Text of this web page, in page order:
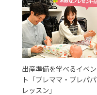
出産準備を学べるイベン
ト「プレママ・プレパパ
レッスン」